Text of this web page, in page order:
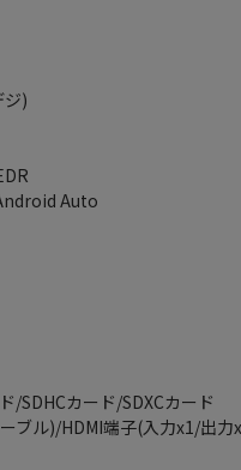
ジ)
Auto
/SDHCカード/SDXCカード
ブル)/HDMI端子(入力x1/出力